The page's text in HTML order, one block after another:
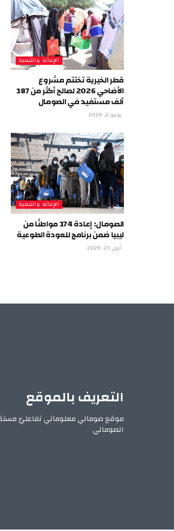
الإغاثة والتنمية
قطر الخيرية تختتم مشروع
الأضاحي 2026 لصالح أكثر من 187
ألف مستفيد في الصومال
يونيو 2, 2026
الإغاثة والتنمية
الصومال: إعادة 174 مواطنًا من
ليبيا ضمن برنامج للعودة الطوعية
أبريل 23, 2026
التعريف بالموقع
موقع صومالي معلوماتي تفاعليّ
الصومالي